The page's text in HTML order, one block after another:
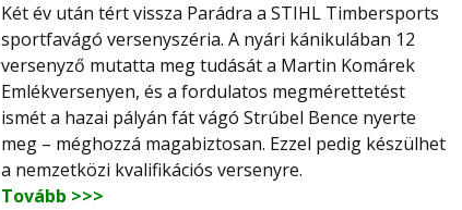
Két év után tért vissza Parádra a STIHL Timbersports
sportfavágó versenyszéria. A nyári kánikulában 12
versenyző mutatta meg tudását a Martin Komárek
Emlékversenyen, és a fordulatos megmérettetést
ismét a hazai pályán fát vágó Strúbel Bence nyerte
meg – méghozzá magabiztosan. Ezzel pedig készülhet
a nemzetközi kvalifikációs versenyre.
Tovább >>>